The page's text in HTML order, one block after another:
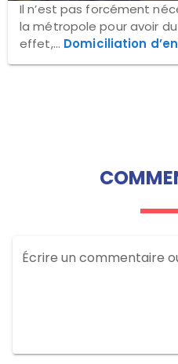
Il n’est pas forcément
la métropole pour avoir
effet,... Domiciliation
Écrire un commentaire